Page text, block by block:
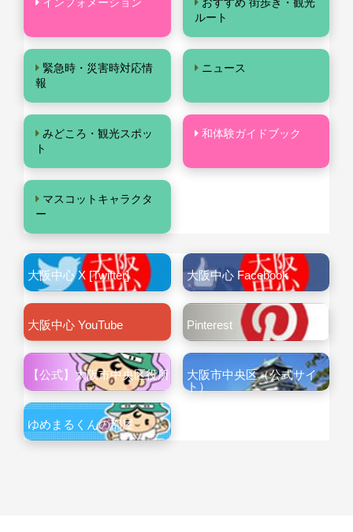
インフォメーション
おすすめ 街歩き・観光
ルート
緊急時・災害時対応情
報
ニュース
みどころ・観光スポッ
ト
和体験ガイドブック
マスコットキャラクタ
ー
大阪中心 X [Twitter] 大阪中心 Facebook
大阪中心 YouTube Pinterest
【公式】大阪市中央区役所
大阪市中央区（公式サイ
ト）
ゆめまるくんの部屋